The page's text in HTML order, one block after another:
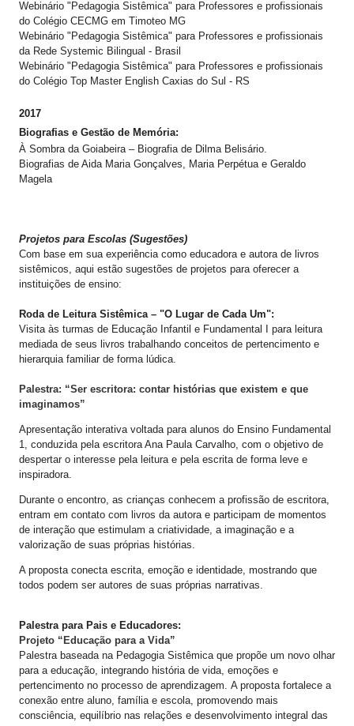
Webinário "Pedagogia Sistêmica" para Professores e profissionais
do Colégio CECMG em Timoteo MG
Webinário "Pedagogia Sistêmica" para Professores e profissionais
da Rede Systemic Bilingual - Brasil
Webinário "Pedagogia Sistêmica" para Professores e profissionais
do Colégio Top Master English Caxias do Sul - RS
2017
​Biografias e Gestão de Memória:
​À Sombra da Goiabeira – Biografia de Dilma Belisário.
​Biografias de Aida Maria Gonçalves, Maria Perpétua e Geraldo
Magela
Projetos para Escolas (Sugestões)
​Com base em sua experiência como educadora e autora de livros
sistêmicos, aqui estão sugestões de projetos para oferecer a
instituições de ensino:
​Roda de Leitura Sistêmica – "O Lugar de Cada Um":
​Visita às turmas de Educação Infantil e Fundamental I para leitura
mediada de seus livros trabalhando conceitos de pertencimento e
hierarquia familiar de forma lúdica.
Palestra: “Ser escritora: contar histórias que existem e que
imaginamos”
Apresentação interativa voltada para alunos do Ensino Fundamental
1, conduzida pela escritora Ana Paula Carvalho, com o objetivo de
despertar o interesse pela leitura e pela escrita de forma leve e
inspiradora.
Durante o encontro, as crianças conhecem a profissão de escritora,
entram em contato com livros da autora e participam de momentos
de interação que estimulam a criatividade, a imaginação e a
valorização de suas próprias histórias.
A proposta conecta escrita, emoção e identidade, mostrando que
todos podem ser autores de suas próprias narrativas.
​Palestra para Pais e Educadores:
Projeto “Educação para a Vida”
Palestra baseada na Pedagogia Sistêmica que propõe um novo olhar
para a educação, integrando história de vida, emoções e
pertencimento no processo de aprendizagem. A proposta fortalece a
conexão entre aluno, família e escola, promovendo mais
consciência, equilíbrio nas relações e desenvolvimento integral das